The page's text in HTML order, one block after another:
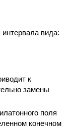
вида:
к
замены
поля
конечном